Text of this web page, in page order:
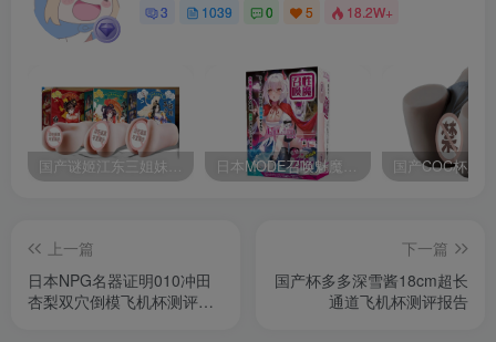
3 1039 0 5 18.2W+
国产谜姬江东三姐妹国潮飞机杯低中高刺激度全覆盖飞机杯测评报告 日本MODE召唤魅魔飞机杯高刺激榨汁姬名器倒模自慰器使用体验及测评报告
上一篇
日本NPG名器证明010冲田
杏梨双穴倒模飞机杯测评报
下一篇
国产杯多多深雪酱18cm超长
通道飞机杯测评报告